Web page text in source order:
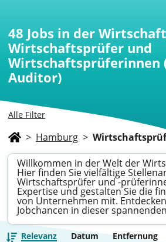
Alle Filter
48 Jobs in der
Wirtschaftsprüfer und
Wirtschaftsprüferinnen
Auditor)
> Hamburg >
Willkommen in der Welt der
Hier finden Sie vielfältige
Wirtschaftsprüfer und -
Expertise und gestalten Sie die
von Unternehmen mit.
Jobchancen in dieser
Relevanz Datum Entfernung